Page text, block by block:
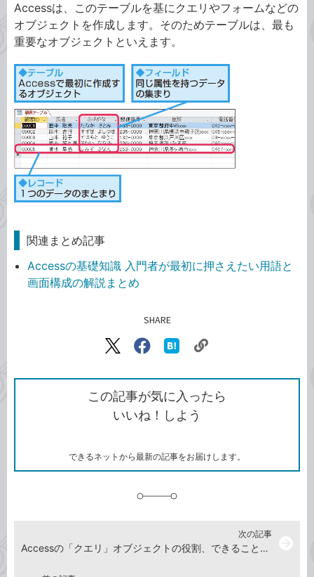
Accessは、このテーブルを基にクエリやフォームなどの
オブジェクトを作成します。そのためテーブルは、最も
重要なオブジェクトといえます。
関連まとめ記事
Accessの基礎知識 入門者が最初に押さえたい用語と
画面構成の解説まとめ
SHARE
X（旧
で
シ
ェ
ア
Facebook
シ
ェ
ア
な
ブ
ッ
ク
ク
ク
を
コ
この記事が気に入ったら
いいね！しよう
できるネットから最新の記事をお届けします。
次の記事
Accessの「クエリ」オブジェクトの役割、できることは？